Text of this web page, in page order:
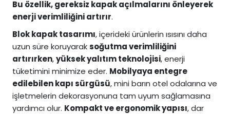
Bu özellik, gereksiz kapak açılmalarını önleyerek
enerji verimliliğini artırır.
Blok kapak tasarımı, içerideki ürünlerin ısısını daha
uzun süre koruyaraksoğutma verimliliğini
artırırken,yüksek yalıtım teknolojisi, enerji
tüketimini minimize eder. Mobilyaya entegre
edilebilen kapı sürgüsü, mini barın otel odalarına ve
işletmelerin dekorasyonuna tam uyum sağlamasına
yardımcı olur. Kompakt ve ergonomik yapısı, dar